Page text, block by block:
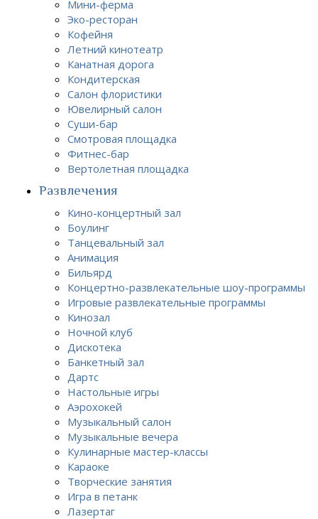
Мини-ферма
Эко-ресторан
Кофейня
Летний кинотеатр
Канатная дорога
Кондитерская
Салон флористики
Ювелирный салон
Суши-бар
Смотровая площадка
Фитнес-бар
Вертолетная площадка
Развлечения
Кино-концертный зал
Боулинг
Танцевальный зал
Анимация
Бильярд
Концертно-развлекательные шоу-программы
Игровые развлекательные программы
Кинозал
Ночной клуб
Дискотека
Банкетный зал
Дартс
Настольные игры
Аэрохокей
Музыкальный салон
Музыкальные вечера
Кулинарные мастер-классы
Караоке
Творческие занятия
Игра в петанк
Лазертаг